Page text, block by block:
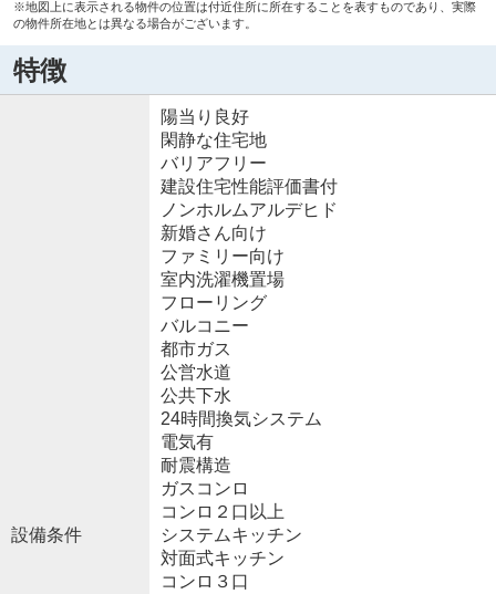
※地図上に表示される物件の位置は付近住所に所在することを表すものであり、実際
の物件所在地とは異なる場合がございます。
特徴
設備条件
陽当り良好
閑静な住宅地
バリアフリー
建設住宅性能評価書付
ノンホルムアルデヒド
新婚さん向け
ファミリー向け
室内洗濯機置場
フローリング
バルコニー
都市ガス
公営水道
公共下水
24時間換気システム
電気有
耐震構造
ガスコンロ
コンロ２口以上
システムキッチン
対面式キッチン
コンロ３口